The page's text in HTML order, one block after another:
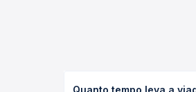
Quanto tempo leva a